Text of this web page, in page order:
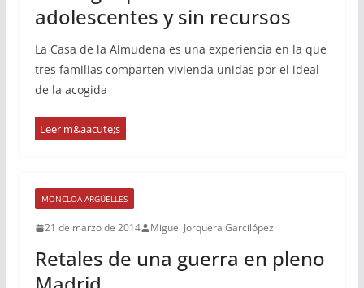
adolescentes y sin recursos
La Casa de la Almudena es una experiencia en la que
tres familias comparten vivienda unidas por el ideal
de la acogida
MONCLOA-ARGÜELLES
21 de marzo de 2014 Miguel Jorquera Garcilópez
Retales de una guerra en pleno